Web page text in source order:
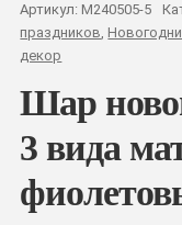
Артикул: M240505-5
праздников,
декор
Шар
3 вида